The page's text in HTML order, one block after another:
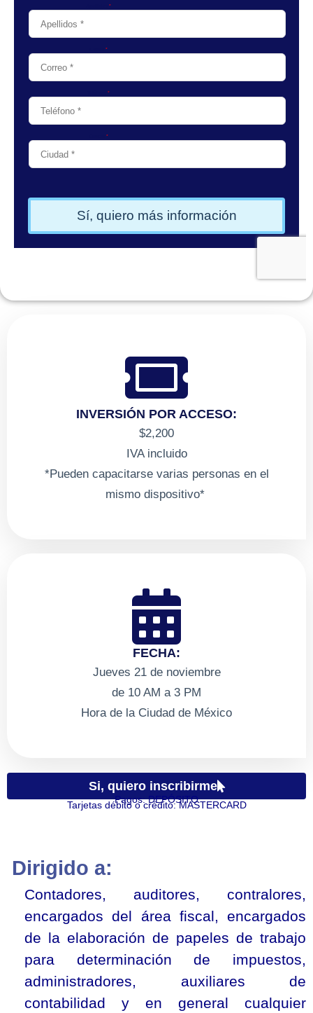
INVERSIÓN POR ACCESO:
$2,200
IVA incluido
*Pueden capacitarse varias personas en el
mismo dispositivo*
FECHA:
Jueves 21 de noviembre
de 10 AM a 3 PM
Hora de la Ciudad de México
Si, quiero inscribirme
Pagos: DEPÓSITO
Tarjetas débito o crédito: MASTERCARD
Dirigido a:
Contadores, auditores, contralores,
encargados del área fiscal, encargados
de la elaboración de papeles de trabajo
para determinación de impuestos,
administradores, auxiliares de
contabilidad y en general cualquier